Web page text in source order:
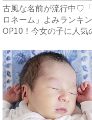
古風な名前が流行中♡「
ロネーム」よみランキ
OP10！今女の子に人気